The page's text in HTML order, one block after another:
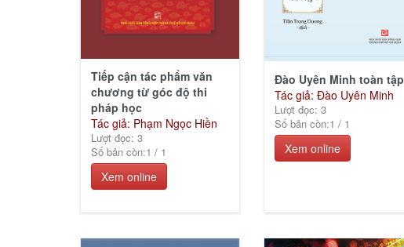
Tiếp cận tác phẩm văn
chương từ góc độ thi
pháp học
Tác giả: Phạm Ngọc Hiền
Lượt đọc: 3
Số bản còn:1 /1
Xem online
Đào Uyên Minh toàn tập
Tác giả: Đào Uyên Minh
Lượt đọc: 3
Số bản còn:1 /1
Xem online